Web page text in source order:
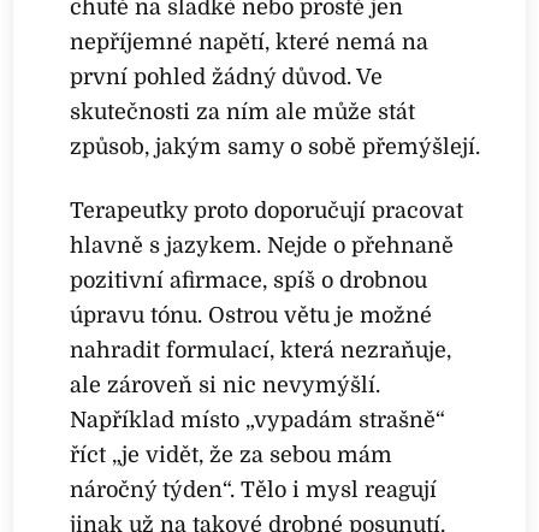
chutě na sladké nebo prostě jen
nepříjemné napětí, které nemá na
první pohled žádný důvod. Ve
skutečnosti za ním ale může stát
způsob, jakým samy o sobě přemýšlejí.
Terapeutky proto doporučují pracovat
hlavně s jazykem. Nejde o přehnaně
pozitivní afirmace, spíš o drobnou
úpravu tónu. Ostrou větu je možné
nahradit formulací, která nezraňuje,
ale zároveň si nic nevymýšlí.
Například místo „vypadám strašně“
říct „je vidět, že za sebou mám
náročný týden“. Tělo i mysl reagují
jinak už na takové drobné posunutí.